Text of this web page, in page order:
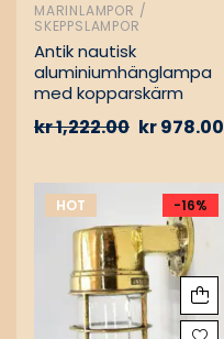
MARINLAMPOR /
SKEPPSLAMPOR
Antik nautisk
aluminiumhänglampa
med kopparskärm
kr1,222.00 kr978.00
HOT -16%